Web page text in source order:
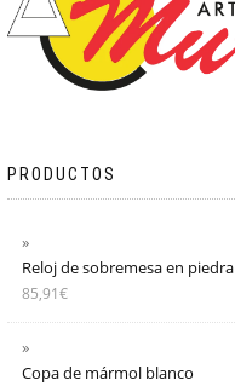
PRODUCTOS
Reloj de sobremesa en piedra
85,91€
Copa de mármol blanco